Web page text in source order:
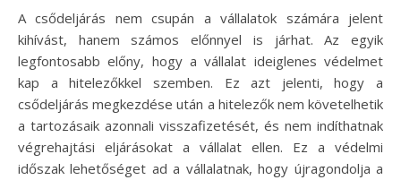
A csődeljárás nem csupán a vállalatok számára jelent
kihívást, hanem számos előnnyel is járhat. Az egyik
legfontosabb előny, hogy a vállalat ideiglenes védelmet
kap a hitelezőkkel szemben. Ez azt jelenti, hogy a
csődeljárás megkezdése után a hitelezők nem követelhetik
a tartozásaik azonnali visszafizetését, és nem indíthatnak
végrehajtási eljárásokat a vállalat ellen. Ez a védelmi
időszak lehetőséget ad a vállalatnak, hogy újragondolja a